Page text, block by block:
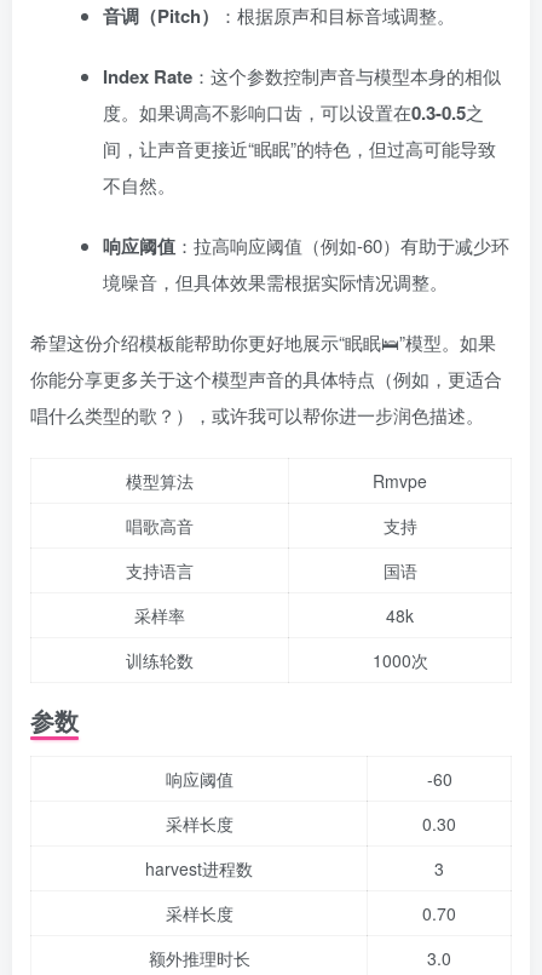
音调（Pitch） ：根据原声和目标音域调整。
Index Rate ：这个参数控制声音与模型本身的相似
度。如果调高不影响口齿，可以设置在0.3-0.5之
间，让声音更接近“眠眠”的特色，但过高可能导致
不自然。
响应阈值 ：拉高响应阈值（例如-60）有助于减少环
境噪音，但具体效果需根据实际情况调整。
希望这份介绍模板能帮助你更好地展示“眠眠🛌”模型。如果
你能分享更多关于这个模型声音的具体特点（例如，更适合
唱什么类型的歌？），或许我可以帮你进一步润色描述。
模型算法
Rmvpe
唱歌高音
支持
支持语言
国语
采样率
48k
训练轮数
1000次
参数
响应阈值
-60
采样长度
0.30
harvest进程数
3
采样长度
0.70
额外推理时长
3.0